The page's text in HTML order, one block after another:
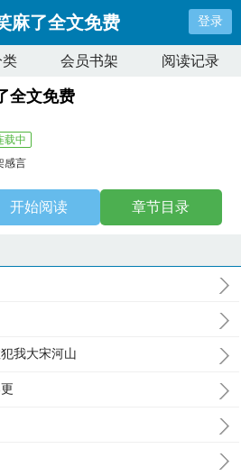
麻了全文免费 登录
类 会员书架 阅读记录
全文免费
载中
感言
开始阅读 章节目录
我大宋河山